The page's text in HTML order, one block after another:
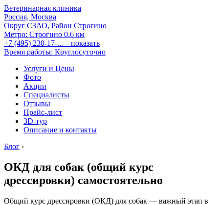
Ветеринарная клиника
Россия, Москва
Округ СЗАО, Район Строгино
Метро: Строгино 0.6 км
+7 (495) 230-17-... – показать
Время работы: Круглосуточно
Услуги и Цены
Фото
Акции
Специалисты
Отзывы
Прайс-лист
3D-тур
Описание и контакты
Блог ›
ОКД для собак (общий курс
дрессировки) самостоятельно
Общий курс дрессировки (ОКД) для собак — важный этап в